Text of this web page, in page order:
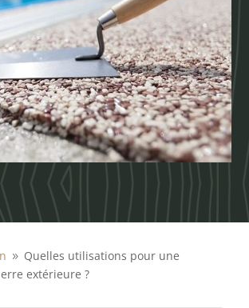
9 Quelles utilisations pour une
extérieure ?